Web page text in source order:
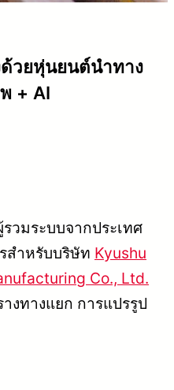
วยหุ่นยนต์นำทาง
+ AI
รวมระบบจากประเทศ
สำหรับบริษัท Kyushu
Co., Ltd.
งทางแยก การแปรรูป